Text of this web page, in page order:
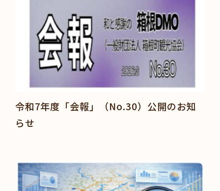
令和7年度「会報」（No.30）公開のお知
らせ